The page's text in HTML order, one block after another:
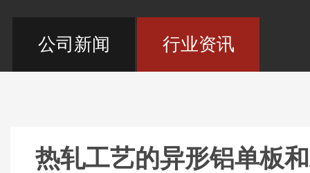
公司新闻 行业资讯
热轧工艺的异形铝单板